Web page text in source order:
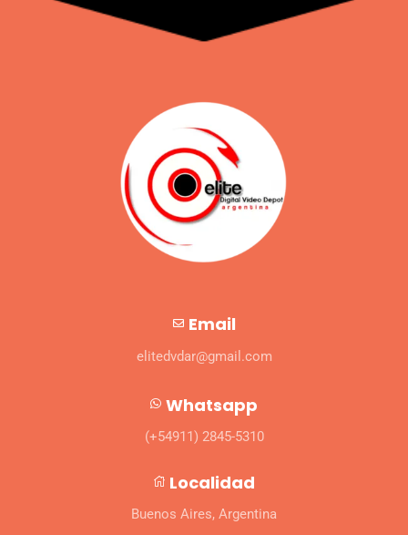
Email
elitedvdar@gmail.com
Whatsapp
(+54911) 2845-5310
Localidad
Buenos Aires, Argentina